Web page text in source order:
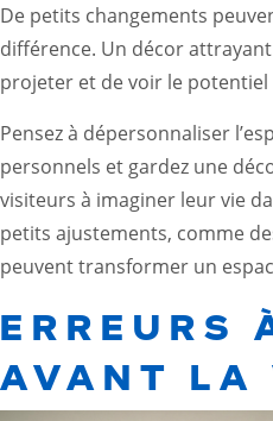
De petits changements
différence. Un décor
projeter et de voir le
Pensez à dépersonnaliser
personnels et gardez une
visiteurs à imaginer leur vie
petits ajustements, comme
peuvent transformer un
ERREURS
AVANT LA